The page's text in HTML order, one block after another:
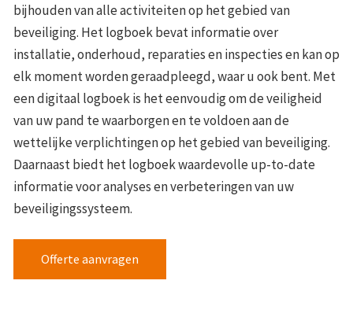
bijhouden van alle activiteiten op het gebied van
beveiliging. Het logboek bevat informatie over
installatie, onderhoud, reparaties en inspecties en kan op
elk moment worden geraadpleegd, waar u ook bent. Met
een digitaal logboek is het eenvoudig om de veiligheid
van uw pand te waarborgen en te voldoen aan de
wettelijke verplichtingen op het gebied van beveiliging.
Daarnaast biedt het logboek waardevolle up-to-date
informatie voor analyses en verbeteringen van uw
beveiligingssysteem.
Offerte aanvragen